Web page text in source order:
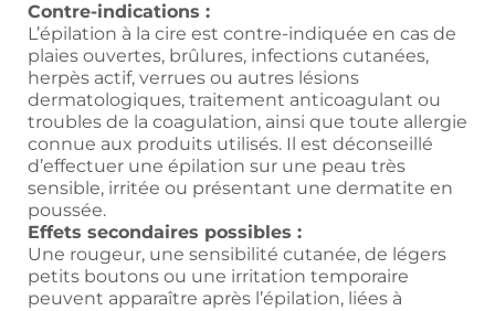
Contre-indications :
L’épilation à la cire est contre-indiquée en cas de
plaies ouvertes, brûlures, infections cutanées,
herpès actif, verrues ou autres lésions
dermatologiques, traitement anticoagulant ou
troubles de la coagulation, ainsi que toute allergie
connue aux produits utilisés. Il est déconseillé
d’effectuer une épilation sur une peau très
sensible, irritée ou présentant une dermatite en
poussée.
Effets secondaires possibles :
Une rougeur, une sensibilité cutanée, de légers
petits boutons ou une irritation temporaire
peuvent apparaître après l’épilation, liées à